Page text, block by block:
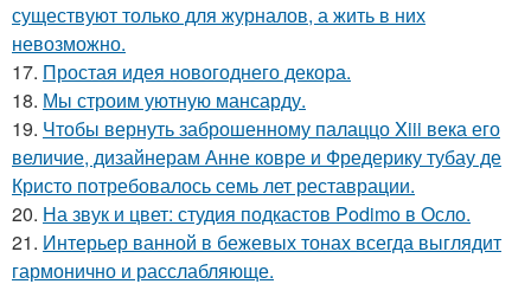
существуют только для журналов, а жить в них
невозможно.
17. Простая идея новогоднего декора.
18. Мы строим уютную мансарду.
19. Чтобы вернуть заброшенному палаццо Xiii века его
величие, дизайнерам Анне ковре и Фредерику тубау де
Кристо потребовалось семь лет реставрации.
20. На звук и цвет: студия подкастов Podimo в Осло.
21. Интерьер ванной в бежевых тонах всегда выглядит
гармонично и расслабляюще.